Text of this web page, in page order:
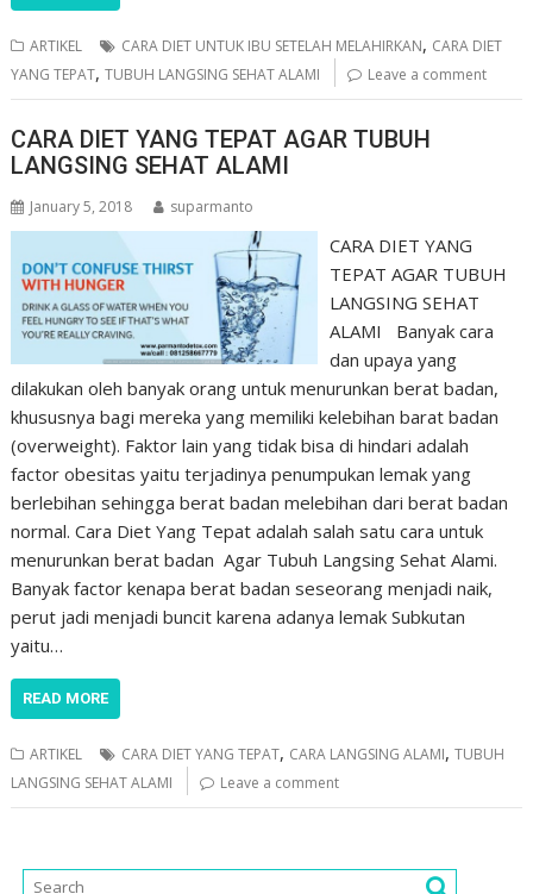
ARTIKEL CARA DIET UNTUK IBU SETELAH MELAHIRKAN, CARA DIET
YANG TEPAT,TUBUH LANGSING SEHAT ALAMI Leave a comment
CARA DIET YANG TEPAT AGAR TUBUH
LANGSING SEHAT ALAMI
January 5, 2018 suparmanto
CARA DIET YANG
TEPAT AGAR TUBUH
LANGSING SEHAT
ALAMI Banyak cara
dan upaya yang
dilakukan oleh banyak orang untuk menurunkan berat badan,
khususnya bagi mereka yang memiliki kelebihan barat badan
(overweight). Faktor lain yang tidak bisa di hindari adalah
factor obesitas yaitu terjadinya penumpukan lemak yang
berlebihan sehingga berat badan melebihan dari berat badan
normal. Cara Diet Yang Tepat adalah salah satu cara untuk
menurunkan berat badan Agar Tubuh Langsing Sehat Alami.
Banyak factor kenapa berat badan seseorang menjadi naik,
perut jadi menjadi buncit karena adanya lemak Subkutan
yaitu…
READ MORE
ARTIKEL CARA DIET YANG TEPAT, CARA LANGSING ALAMI,TUBUH
LANGSING SEHAT ALAMI
Leave a comment